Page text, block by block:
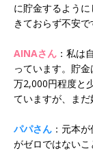
に貯金するよう
きておらず不安で
AINAさん ：私は
っています。貯
万2,000円程度と
ていますが、まだ
パパさん ：元本
がゼロではない